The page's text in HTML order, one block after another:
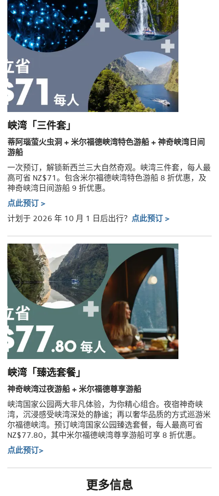
峡湾「三件套」
蒂阿瑙萤火虫洞 + 米尔福德峡湾特色游船 + 神奇峡湾日间
游船
一次预订，解锁新西兰三大自然奇观。峡湾三件套，每人最
高可省 NZ$71。包含米尔福德峡湾特色游船 8 折优惠，及
神奇峡湾日间游船 9 折优惠。
点此预订 >
计划于 2026 年 10 月 1 日后出行？ 点此预订 >
峡湾「臻选套餐」
神奇峡湾过夜游船 + 米尔福德尊享游船
峡湾国家公园两大非凡体验，为你精心组合。夜宿神奇峡
湾，沉浸感受峡湾深处的静谧；再以奢华品质的方式巡游米
尔福德峡湾。预订峡湾国家公园臻选套餐，每人最高可省
NZ$77.80，其中米尔福德峡湾尊享游船可享 8 折优惠。
点此预订>
更多信息